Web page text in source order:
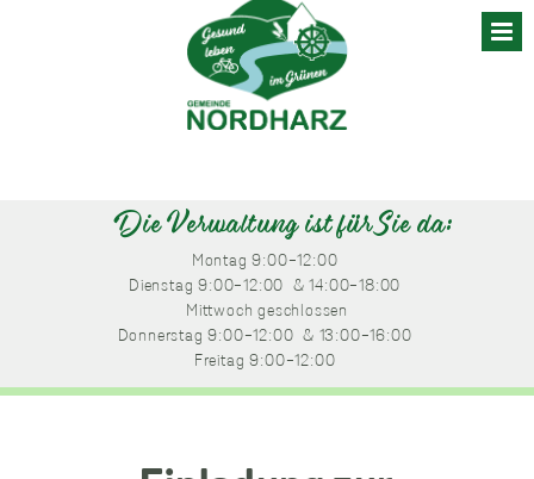
Die Verwaltung ist für Sie da:
Montag 9:00-12:00
Dienstag 9:00-12:00 & 14:00-18:00
Mittwoch geschlossen
Donnerstag 9:00-12:00 & 13:00-16:00
Freitag 9:00-12:00